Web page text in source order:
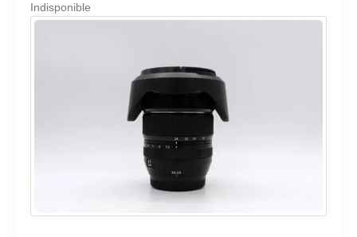
Indisponible